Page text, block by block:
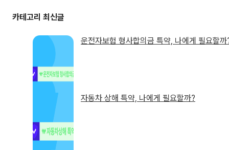
운전자보험 형사합의금 특약, 나에게 필요할까
자동차 상해 특약, 나에게 필요할까?